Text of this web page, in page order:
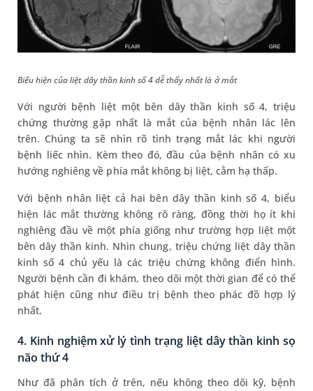
Biểu hiện của liệt dây thần kinh số 4 dễ thấy nhất là ở mắt
Với người bệnh liệt một bên dây thần kinh số 4, triệu
chứng thường gặp nhất là mắt của bệnh nhân lác lên
trên. Chúng ta sẽ nhìn rõ tình trạng mắt lác khi người
bệnh liếc nhìn. Kèm theo đó, đầu của bệnh nhân có xu
hướng nghiêng về phía mắt không bị liệt, cằm hạ thấp.
Với bệnh nhân liệt cả hai bên dây thần kinh số 4, biểu
hiện lác mắt thường không rõ ràng, đồng thời họ ít khi
nghiêng đầu về một phía giống như trường hợp liệt một
bên dây thần kinh. Nhìn chung, triệu chứng liệt dây thần
kinh số 4 chủ yếu là các triệu chứng không điển hình.
Người bệnh cần đi khám, theo dõi một thời gian để có thể
phát hiện cũng như điều trị bệnh theo phác đồ hợp lý
nhất.
4. Kinh nghiệm xử lý tình trạng liệt dây thần kinh sọ
não thứ 4
Như đã phân tích ở trên, nếu không theo dõi kỹ, bệnh